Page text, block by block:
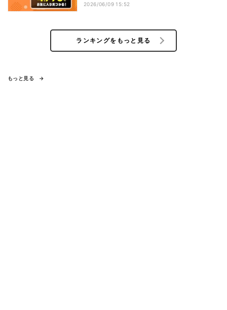
2026/06/09 15:52
ランキングをもっと見る
もっと見る